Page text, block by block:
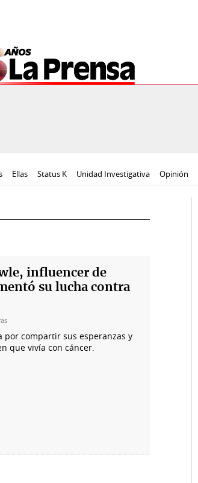
Ellas Status K Unidad Investigativa Opinión
influencer de
su lucha contra
por compartir sus esperanzas y
que vivía con cáncer.